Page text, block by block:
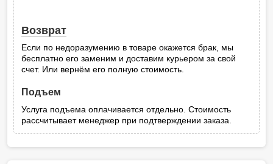
Возврат
Если по недоразумению в товаре окажется брак, мы
бесплатно его заменим и доставим курьером за свой
счет. Или вернём его полную стоимость.
Подъем
Услуга подъема оплачивается отдельно. Стоимость
рассчитывает менеджер при подтверждении заказа.